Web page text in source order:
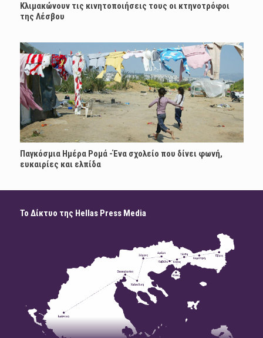
Κλιμακώνουν τις κινητοποιήσεις τους οι κτηνοτρόφοι
της Λέσβου
Παγκόσμια Ημέρα Ρομά -Ένα σχολείο που δίνει φωνή,
ευκαιρίες και ελπίδα
Το Δίκτυο της Hellas Press Media